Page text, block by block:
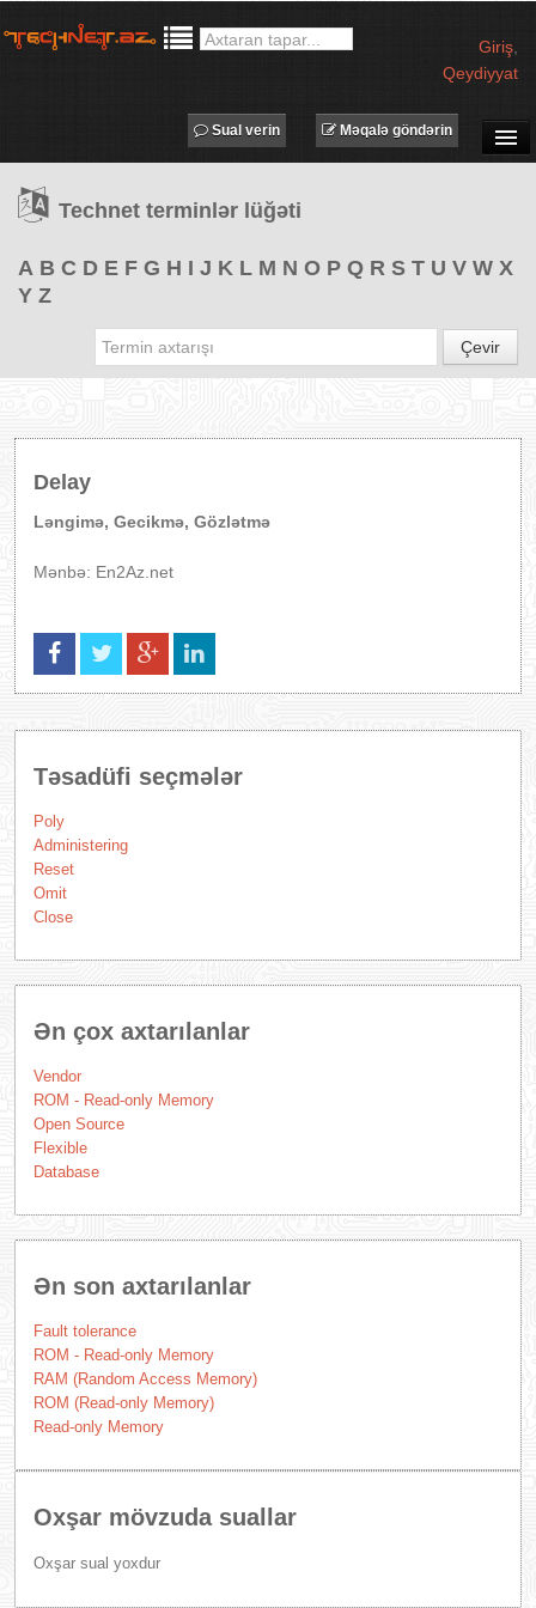
Giriş
Qeydiyyat
TƏDBİRLƏR
PROQRAMLAR
Məqalə göndərin
Sual verin
Technet terminlər lüğəti
A B C D E F G H I J K L M N O P Q R S T U V W X
Y Z
Çevir
Delay
Ləngimə, Gecikmə, Gözlətmə
Mənbə: En2Az.net
Təsadüfi seçmələr
Poly
Administering
Reset
Omit
Close
Ən çox axtarılanlar
Vendor
ROM - Read-only Memory
Open Source
Flexible
Database
Ən son axtarılanlar
Fault tolerance
ROM - Read-only Memory
RAM (Random Access Memory)
ROM (Read-only Memory)
Read-only Memory
Oxşar mövzuda suallar
Oxşar sual yoxdur